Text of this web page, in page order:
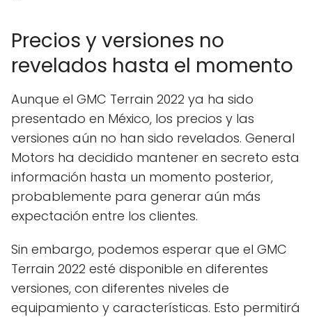
Precios y versiones no
revelados hasta el momento
Aunque el GMC Terrain 2022 ya ha sido
presentado en México, los precios y las
versiones aún no han sido revelados. General
Motors ha decidido mantener en secreto esta
información hasta un momento posterior,
probablemente para generar aún más
expectación entre los clientes.
Sin embargo, podemos esperar que el GMC
Terrain 2022 esté disponible en diferentes
versiones, con diferentes niveles de
equipamiento y características. Esto permitirá